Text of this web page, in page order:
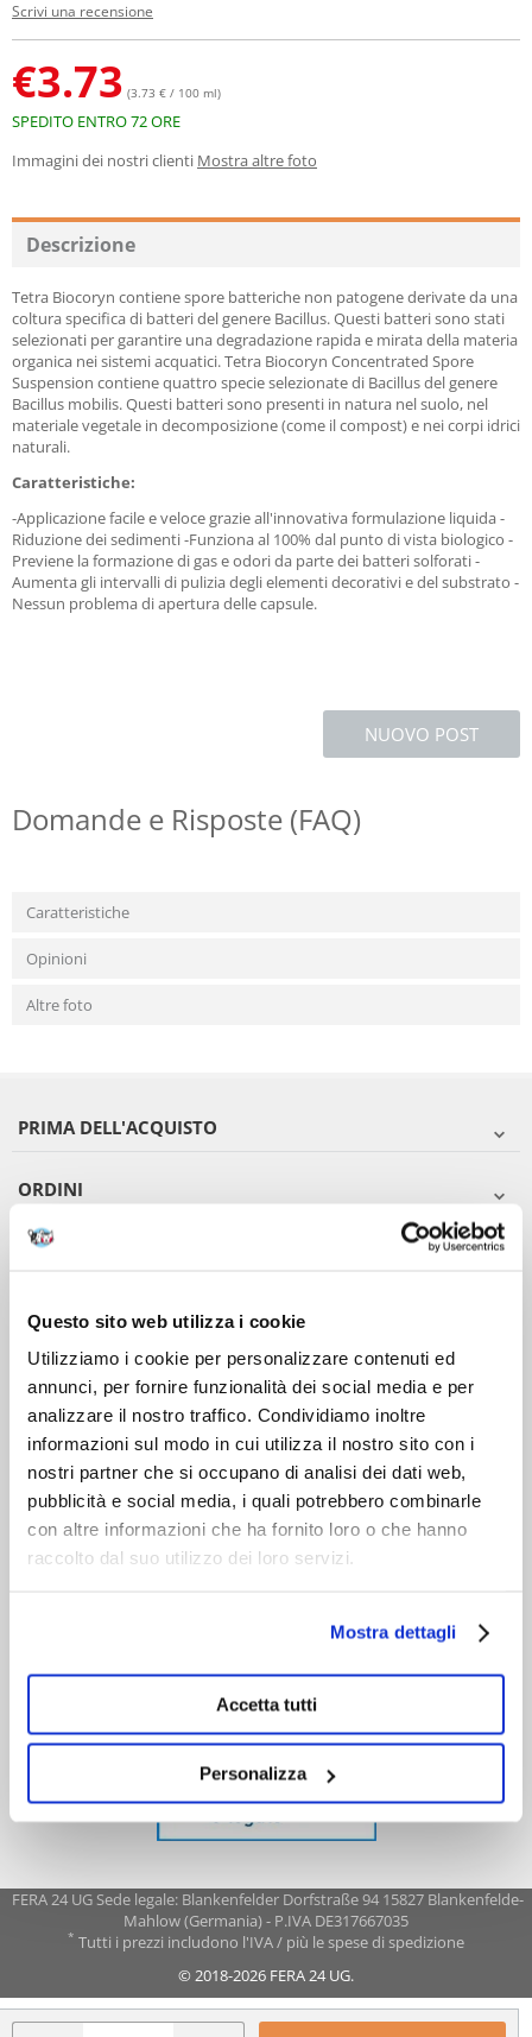
Questo sito web utilizza i cookie
Utilizziamo i cookie per personalizzare contenuti ed
annunci, per fornire funzionalità dei social media e per
analizzare il nostro traffico. Condividiamo inoltre
informazioni sul modo in cui utilizza il nostro sito con i
nostri partner che si occupano di analisi dei dati web,
pubblicità e social media, i quali potrebbero combinarle
con altre informazioni che ha fornito loro o che hanno
raccolto dal suo utilizzo dei loro servizi.
Mostra dettagli
Accetta tutti
Personalizza
Scrivi una recensione
€3.73 (3.73 € / 100 ml)
SPEDITO ENTRO 72 ORE
Immagini dei nostri clienti Mostra altre foto
Descrizione
Tetra Biocoryn contiene spore batteriche non patogene derivate da una
coltura specifica di batteri del genere Bacillus. Questi batteri sono stati
selezionati per garantire una degradazione rapida e mirata della materia
organica nei sistemi acquatici. Tetra Biocoryn Concentrated Spore
Suspension contiene quattro specie selezionate di Bacillus del genere
Bacillus mobilis. Questi batteri sono presenti in natura nel suolo, nel
materiale vegetale in decomposizione (come il compost) e nei corpi idrici
naturali.
Caratteristiche:
-Applicazione facile e veloce grazie all'innovativa formulazione liquida -
Riduzione dei sedimenti -Funziona al 100% dal punto di vista biologico -
Previene la formazione di gas e odori da parte dei batteri solforati -
Aumenta gli intervalli di pulizia degli elementi decorativi e del substrato -
Nessun problema di apertura delle capsule.
NUOVO POST
Domande e Risposte (FAQ)
Caratteristiche
Opinioni
Altre foto
PRIMA DELL'ACQUISTO
ORDINI
DOPO L'ACQUISTO
VIENI A CONOSCERCI
FERA 24 UG Sede legale: Blankenfelder Dorfstraße 94 15827 Blankenfelde-
Mahlow (Germania) - P.IVA DE317667035
* Tutti i prezzi includono l'IVA / più le spese di spedizione
© 2018-2026 FERA 24 UG.
FERA INTERNATIONAL: